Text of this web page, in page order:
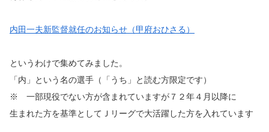
内田一夫新監督就任のお知らせ（甲府おひさる）
というわけで集めてみました。
「内」という名の選手（「うち」と読む方限定です）
※ 一部現役でない方が含まれていますが７２年４月以降に
生まれた方を基準としてＪリーグで大活躍した方を入れています